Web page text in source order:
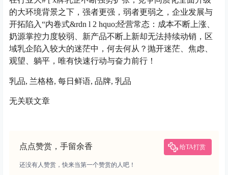
的大环境背景之下，强者更强，弱者更弱之，企业发展与
开拓陷入“内卷式&rdn l 2 hquo;经营常态：成本不断上涨、
奶源掌控力度较弱、新产品不断上新却无法持续动销，区
域乳企陷入较大的迷茫中，何去何从？抛开迷茫、焦虑、
观望、躺平，唯有快速行动与奋力前行！
乳品, 兰格格, 每日鲜语, 品牌, 乳品
无关联文章
点点赞赏，手留余香 给TA打赏
还没有人赞赏，快来当第一个赞赏的人吧！